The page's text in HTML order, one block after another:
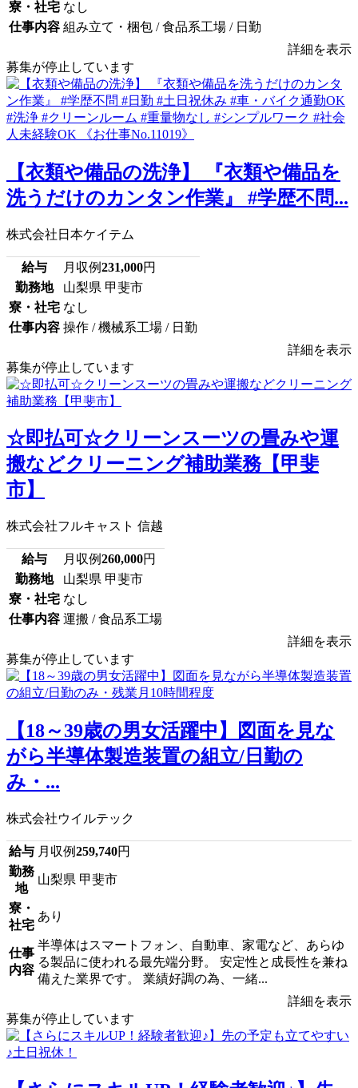
寮・社宅 なし
仕事内容 組み立て・梱包 / 食品系工場 / 日勤
詳細を表示
募集が停止しています
【衣類や備品の洗浄】 『衣類や備品を
洗うだけのカンタン作業』 #学歴不問...
株式会社日本ケイテム
給与 月収例231,000円
勤務地
山梨県 甲斐市
寮・社宅 なし
仕事内容 操作 / 機械系工場 / 日勤
詳細を表示
募集が停止しています
☆即払可☆クリーンスーツの畳みや運
搬などクリーニング補助業務【甲斐
市】
株式会社フルキャスト 信越
給与 月収例260,000円
勤務地
山梨県 甲斐市
寮・社宅 なし
仕事内容 運搬 / 食品系工場
詳細を表示
募集が停止しています
【18～39歳の男女活躍中】図面を見な
がら半導体製造装置の組立/日勤の
み・...
株式会社ウイルテック
給与 月収例259,740円
勤務
地
山梨県 甲斐市
寮・
社宅
あり
仕事
内容
半導体はスマートフォン、自動車、家電など、あらゆ
る製品に使われる最先端分野。 安定性と成長性を兼ね
備えた業界です。 業績好調の為、一緒...
詳細を表示
募集が停止しています